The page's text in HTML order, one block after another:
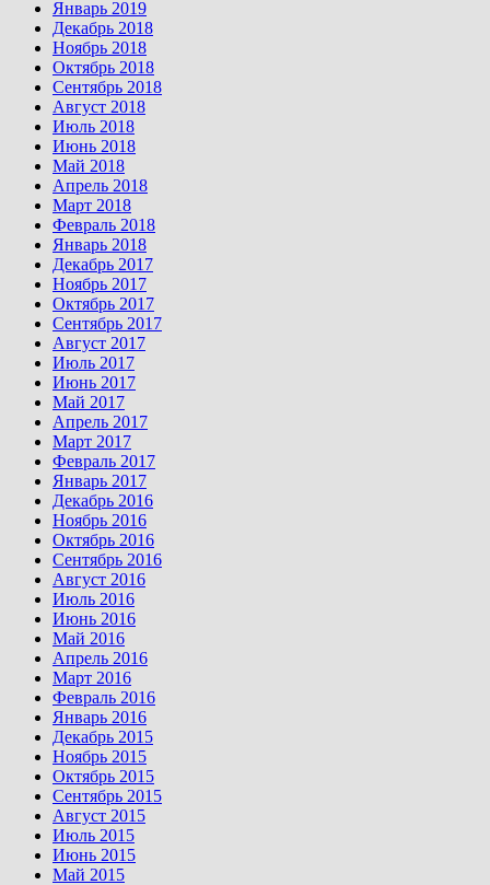
Январь 2019
Декабрь 2018
Ноябрь 2018
Октябрь 2018
Сентябрь 2018
Август 2018
Июль 2018
Июнь 2018
Май 2018
Апрель 2018
Март 2018
Февраль 2018
Январь 2018
Декабрь 2017
Ноябрь 2017
Октябрь 2017
Сентябрь 2017
Август 2017
Июль 2017
Июнь 2017
Май 2017
Апрель 2017
Март 2017
Февраль 2017
Январь 2017
Декабрь 2016
Ноябрь 2016
Октябрь 2016
Сентябрь 2016
Август 2016
Июль 2016
Июнь 2016
Май 2016
Апрель 2016
Март 2016
Февраль 2016
Январь 2016
Декабрь 2015
Ноябрь 2015
Октябрь 2015
Сентябрь 2015
Август 2015
Июль 2015
Июнь 2015
Май 2015